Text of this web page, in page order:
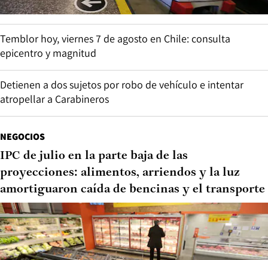
Temblor hoy, viernes 7 de agosto en Chile: consulta
epicentro y magnitud
Detienen a dos sujetos por robo de vehículo e intentar
atropellar a Carabineros
NEGOCIOS
IPC de julio en la parte baja de las
proyecciones: alimentos, arriendos y la luz
amortiguaron caída de bencinas y el transporte